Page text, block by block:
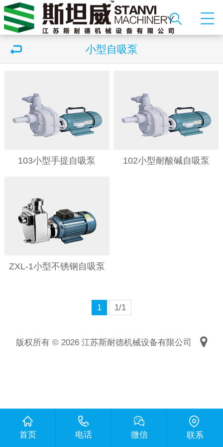
小型自吸泵
103小型手提自吸泵 102小型耐酸碱自吸泵
ZXL-1小型不锈钢自吸泵
1 1/1
版权所有 © 2026 江苏斯耐德机械设备有限公司
首页 电话 微信 联系